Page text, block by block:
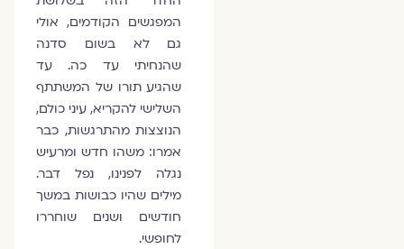
המפגשים הקודמים, אולי
גם לא בשום סדנה
שהנחיתי עד כה. עד
שהגיע תורו של המשתתף
השלישי להקריא, עיני כולם,
הנוצצות מהתרגשות, כבר
אמרו: משהו חדש ומרעיש
נגלה לפנינו, נפל דבר.
מילים שהיו כבושות במשך
חודשים ושנים שוחררו
לחופשי.